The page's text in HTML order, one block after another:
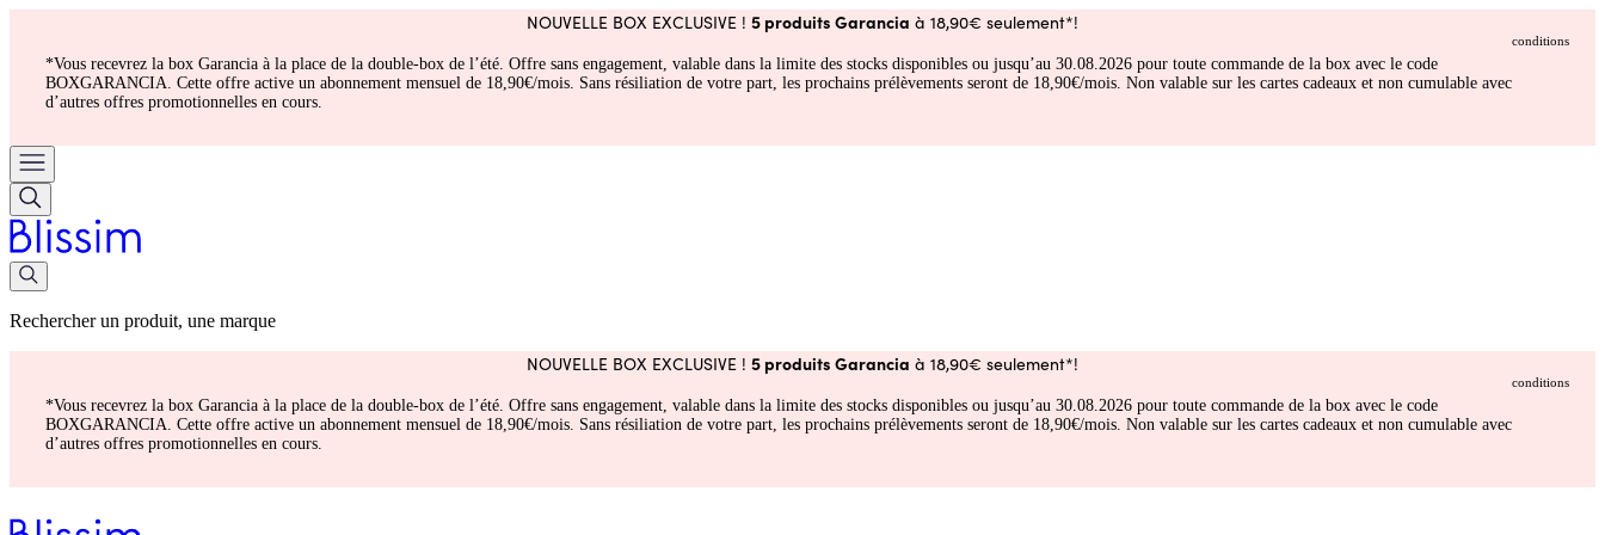
NOUVELLE BOX EXCLUSIVE ! 5 produits Garancia à 18,90€ seulement*!
conditions
*Vous recevrez la box Garancia à la place de la double-box de l’été. Offre sans engagement, valable dans la limite des stocks disponibles ou jusqu’au 30.08.2026 pour toute commande de la box avec le code
BOXGARANCIA. Cette offre active un abonnement mensuel de 18,90€/mois. Sans résiliation de votre part, les prochains prélèvements seront de 18,90€/mois. Non valable sur les cartes cadeaux et non cumulable avec
d’autres offres promotionnelles en cours.
Rechercher un produit, une marque
NOUVELLE BOX EXCLUSIVE ! 5 produits Garancia à 18,90€ seulement*!
conditions
*Vous recevrez la box Garancia à la place de la double-box de l’été. Offre sans engagement, valable dans la limite des stocks disponibles ou jusqu’au 30.08.2026 pour toute commande de la box avec le code
BOXGARANCIA. Cette offre active un abonnement mensuel de 18,90€/mois. Sans résiliation de votre part, les prochains prélèvements seront de 18,90€/mois. Non valable sur les cartes cadeaux et non cumulable avec
d’autres offres promotionnelles en cours.